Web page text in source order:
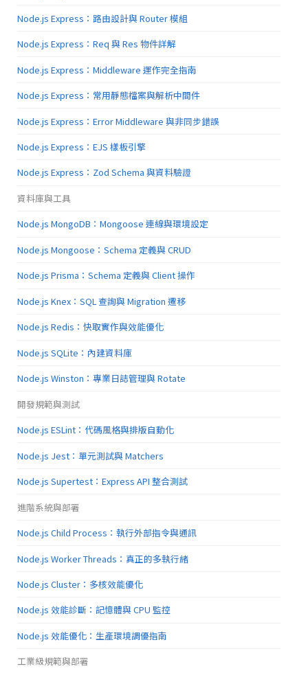
Node.js Express：路由設計與 Router 模組
Node.js Express：Req 與 Res 物件詳解
Node.js Express：Middleware 運作完全指南
Node.js Express：常用靜態檔案與解析中間件
Node.js Express：Error Middleware 與非同步錯誤
Node.js Express：EJS 樣板引擎
Node.js Express：Zod Schema 與資料驗證
資料庫與工具
Node.js MongoDB：Mongoose 連線與環境設定
Node.js Mongoose：Schema 定義與 CRUD
Node.js Prisma：Schema 定義與 Client 操作
Node.js Knex：SQL 查詢與 Migration 遷移
Node.js Redis：快取實作與效能優化
Node.js SQLite：內建資料庫
Node.js Winston：專業日誌管理與 Rotate
開發規範與測試
Node.js ESLint：代碼風格與排版自動化
Node.js Jest：單元測試與 Matchers
Node.js Supertest：Express API 整合測試
進階系統與部署
Node.js Child Process：執行外部指令與通訊
Node.js Worker Threads：真正的多執行緒
Node.js Cluster：多核效能優化
Node.js 效能診斷：記憶體與 CPU 監控
Node.js 效能優化：生產環境調優指南
工業級規範與部署